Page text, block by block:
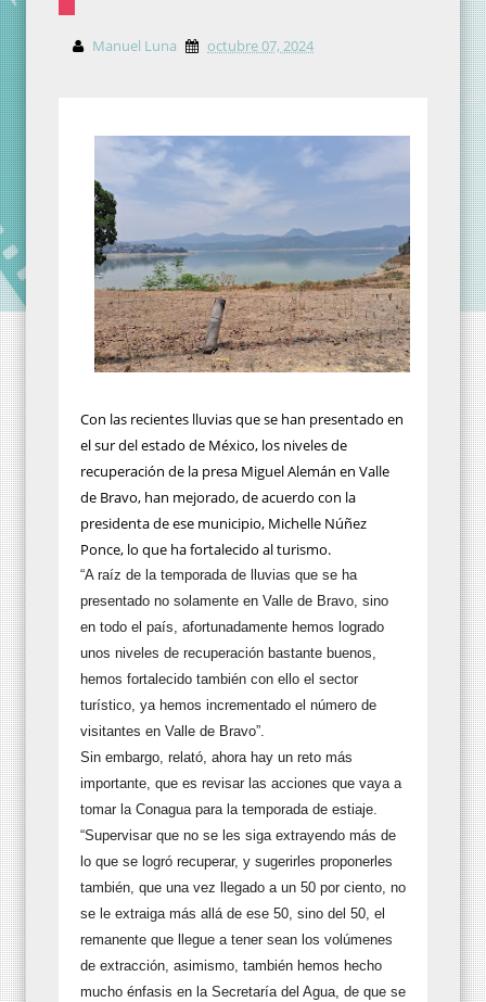
Manuel Luna octubre 07, 2024
Con las recientes lluvias que se han presentado en
el sur del estado de México, los niveles de
recuperación de la presa Miguel Alemán en Valle
de Bravo, han mejorado, de acuerdo con la
presidenta de ese municipio, Michelle Núñez
Ponce, lo que ha fortalecido al turismo.
“A raíz de la temporada de lluvias que se ha
presentado no solamente en Valle de Bravo, sino
en todo el país, afortunadamente hemos logrado
unos niveles de recuperación bastante buenos,
hemos fortalecido también con ello el sector
turístico, ya hemos incrementado el número de
visitantes en Valle de Bravo”.
Sin embargo, relató, ahora hay un reto más
importante, que es revisar las acciones que vaya a
tomar la Conagua para la temporada de estiaje.
“Supervisar que no se les siga extrayendo más de
lo que se logró recuperar, y sugerirles proponerles
también, que una vez llegado a un 50 por ciento, no
se le extraiga más allá de ese 50, sino del 50, el
remanente que llegue a tener sean los volúmenes
de extracción, asimismo, también hemos hecho
mucho énfasis en la Secretaría del Agua, de que se